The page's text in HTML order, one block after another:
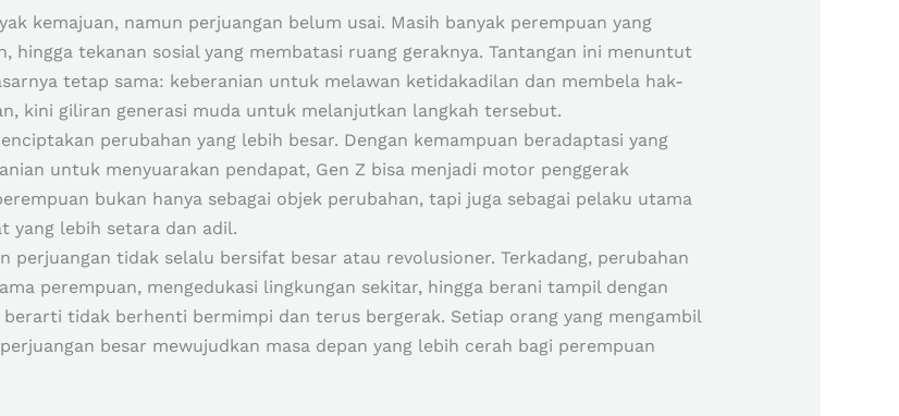
kemajuan, namun perjuangan belum usai. Masih banyak perempuan yang
hingga tekanan sosial yang membatasi ruang geraknya. Tantangan ini menuntut
tetap sama: keberanian untuk melawan ketidakadilan dan membela hak-
kini giliran generasi muda untuk melanjutkan langkah tersebut.
perubahan yang lebih besar. Dengan kemampuan beradaptasi yang
untuk menyuarakan pendapat, Gen Z bisa menjadi motor penggerak
bukan hanya sebagai objek perubahan, tapi juga sebagai pelaku utama
yang lebih setara dan adil.
perjuangan tidak selalu bersifat besar atau revolusioner. Terkadang, perubahan
perempuan, mengedukasi lingkungan sekitar, hingga berani tampil dengan
tidak berhenti bermimpi dan terus bergerak. Setiap orang yang mengambil
besar mewujudkan masa depan yang lebih cerah bagi perempuan